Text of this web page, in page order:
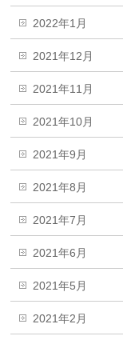
2022年1月
2021年12月
2021年11月
2021年10月
2021年9月
2021年8月
2021年7月
2021年6月
2021年5月
2021年2月